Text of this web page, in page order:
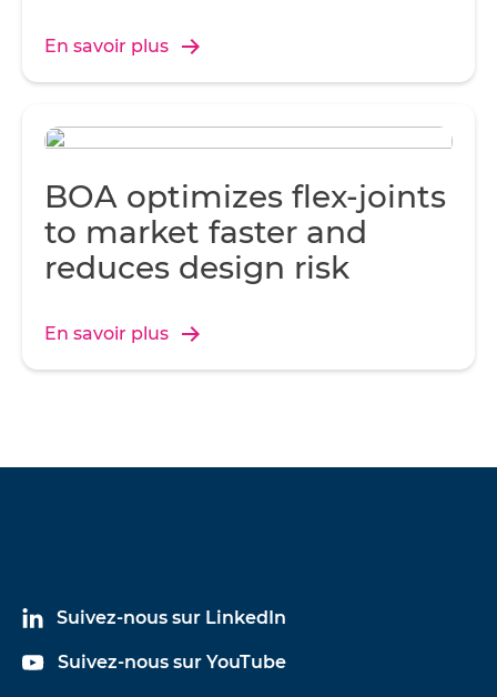
En savoir plus
BOA optimizes flex-joints
to market faster and
reduces design risk
En savoir plus
Suivez-nous sur LinkedIn
Suivez-nous sur YouTube